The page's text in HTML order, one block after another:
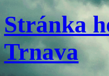
Stránka
Trnava